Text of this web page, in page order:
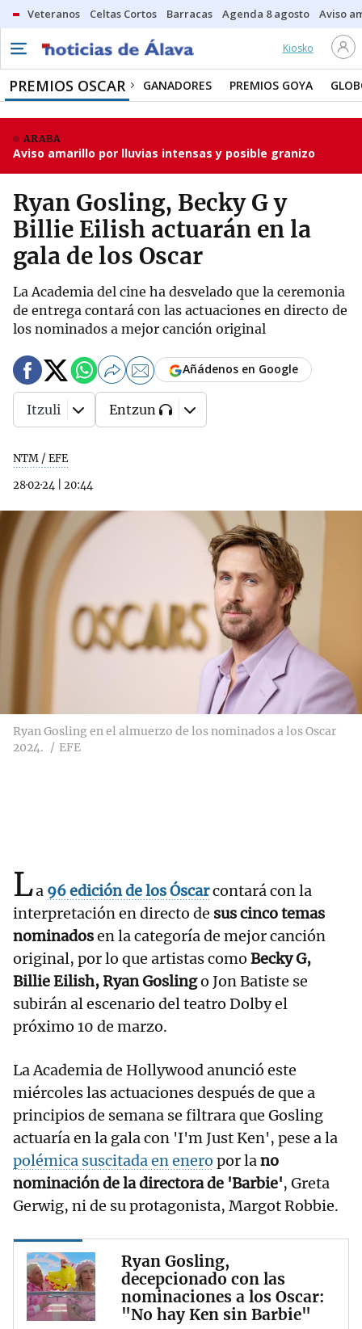
Veteranos Celtas Cortos Barracas Agenda 8 agosto Aviso
Kiosko
PREMIOS OSCAR GANADORES PREMIOS GOYA
ARABA
Aviso amarillo por lluvias intensas y posible granizo
Ryan Gosling, Becky G y
Billie Eilish actuarán en la
gala de los Oscar
La Academia del cine ha desvelado que la ceremonia
de entrega contará con las actuaciones en directo de
los nominados a mejor canción original
NTM / EFE
28·02·24
20:44
Añádenos en Google
Itzuli Entzun
Ryan Gosling en el almuerzo de los nominados a los Oscar
2024.
EFE
La 96 edición de los Óscarcontará con la
interpretación en directo de sus cinco temas
nominadosen la categoría de mejor canción
original, por lo que artistas como Becky G,
Billie Eilish, Ryan Goslingo Jon Batiste se
subirán al escenario del teatro Dolby el
próximo 10 de marzo.
La Academia de Hollywood anunció este
miércoles las actuaciones después de que a
principios de semana se filtrara que Gosling
actuaría en la gala con 'I'm Just Ken', pese a la
polémica suscitada en enero por lano
nominación de la directora de 'Barbie', Greta
Gerwig, ni de su protagonista, Margot Robbie.
Ryan Gosling,
decepcionado con las
nominaciones a los Oscar:
"No hay Ken sin Barbie"